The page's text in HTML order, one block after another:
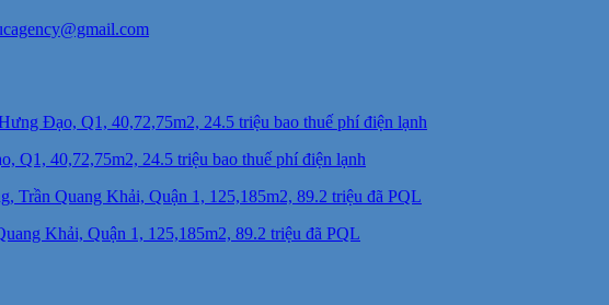
Q1, 40,72,75m2, 24.5 triệu bao thuế phí điện lạnh
Khải, Quận 1, 125,185m2, 89.2 triệu đã PQL